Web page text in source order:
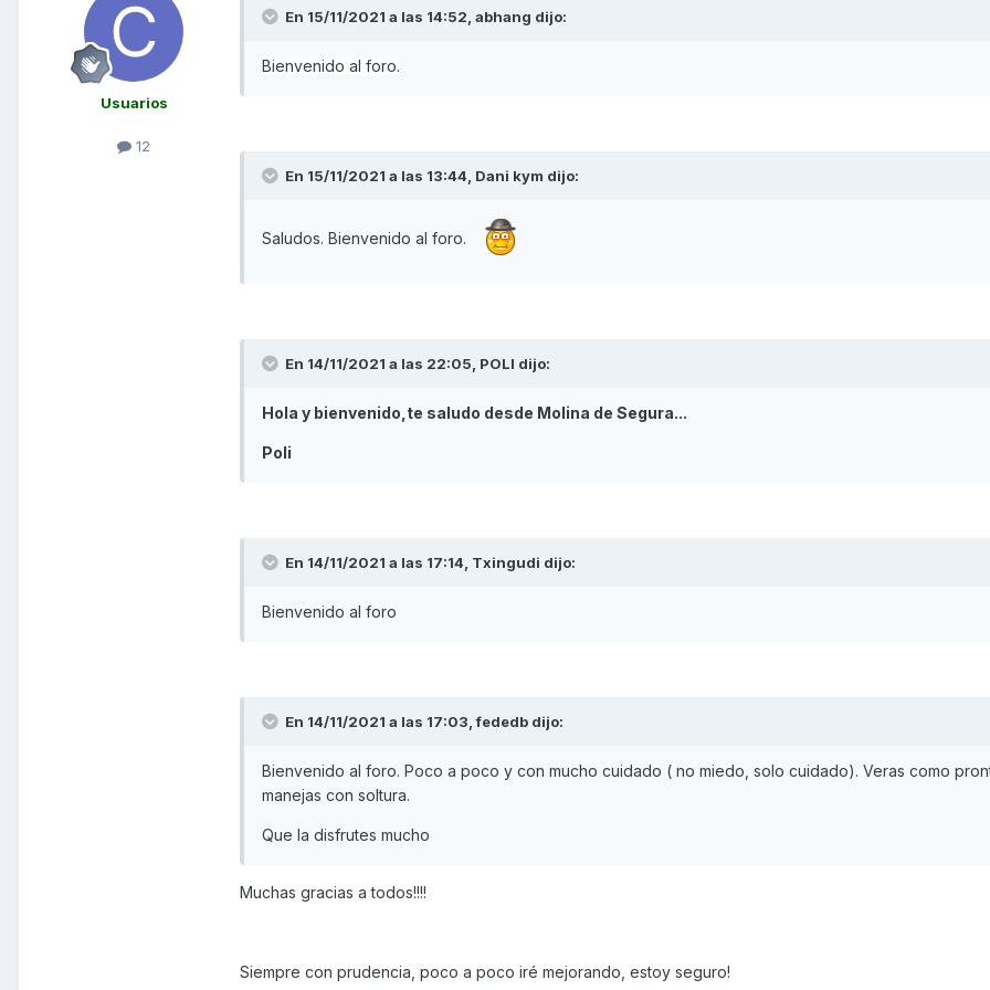
Usuarios
12
En 15/11/2021 a las 14:52, abhang dijo:
Bienvenido al foro.
En 15/11/2021 a las 13:44, Dani kym dijo:
Saludos. Bienvenido al foro.
En 14/11/2021 a las 22:05, POLI dijo:
Hola y bienvenido,te saludo desde Molina de Segura...
Poli
En 14/11/2021 a las 17:14, Txingudi dijo:
Bienvenido al foro
En 14/11/2021 a las 17:03,fededb dijo:
Bienvenido al foro. Poco a poco y con mucho cuidado ( no miedo, solo cuidado). Veras como
manejas con soltura.
Que la disfrutes mucho
Muchas gracias a todos!!!!
Siempre con prudencia, poco a poco iré mejorando, estoy seguro!